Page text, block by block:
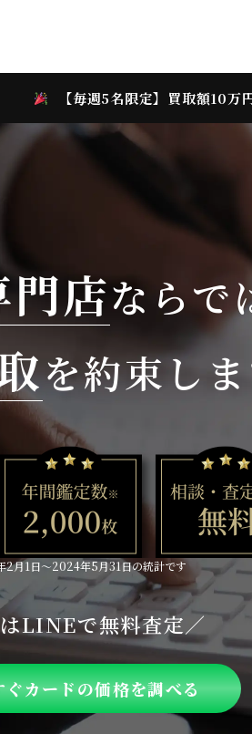
【毎週5名限定】買取額10万
門店ならで
を約束し
月1日〜2024年5月31日の統計です
LINEで無料査定／
ぐカードの価格を調べる